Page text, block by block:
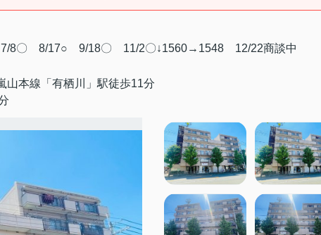
8〇 8/17○ 9/18〇 11/2〇↓1560→1548 12/22商談中
山本線「有栖川」駅徒歩11分